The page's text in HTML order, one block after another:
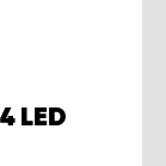
LED